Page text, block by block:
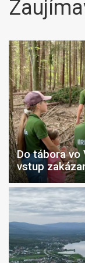
Do tábora vo
vstup